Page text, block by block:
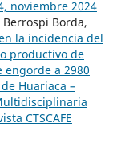
noviembre 2024
Borda,
la incidencia del
productivo de
engorde a 2980
Huariaca –
CTSCAFE